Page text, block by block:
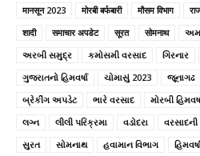
मानसून 2023
मोरबी बर्फबारी मौसम विभाग
शादी
समाचार अपडेट सूरत सोमनाथ
અરબી સમુદ્ર
કમોસમી વરસાદ ગિરનાર
ગુજરાતનો હિમવર્ષા
ચોમાસું 2023 જૂનાગઢ
બ્રેકીંગ અપડેટ
ભારે વરસાદ મોરબી
લગ્ન
લીલી પરિક્રમા વડોદરા
સુરત
સોમનાથ હવામાન વિભાગ